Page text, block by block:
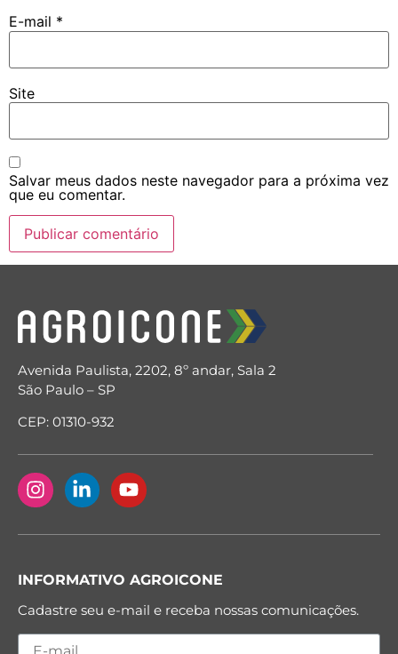
E-mail *
Site
Salvar meus dados neste navegador para a próxima vez
que eu comentar.
Avenida Paulista, 2202, 8º andar, Sala 2
São Paulo – SP
CEP: 01310-932
INFORMATIVO AGROICONE
Cadastre seu e-mail e receba nossas comunicações.